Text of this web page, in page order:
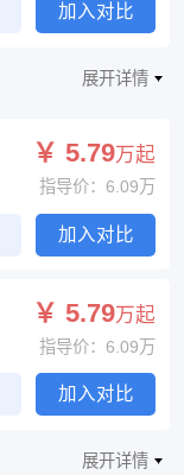
加入对比
展开详情
￥ 5.79万起
指导价：6.09万
加入对比
￥ 5.79万起
指导价：6.09万
加入对比
展开详情